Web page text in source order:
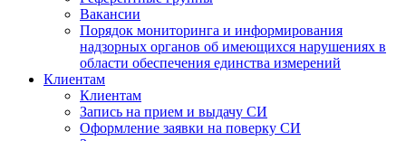
Вакансии
Порядок мониторинга и информирования
надзорных органов об имеющихся нарушениях в
области обеспечения единства измерений
Клиентам
Клиентам
Запись на прием и выдачу СИ
Оформление заявки на поверку СИ